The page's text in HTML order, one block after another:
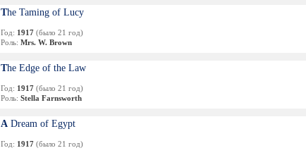
The Taming of Lucy
Год: 1917 (было 21 год)
Роль: Mrs. W. Brown
The Edge of the Law
Год: 1917 (было 21 год)
Роль: Stella Farnsworth
A Dream of Egypt
Год: 1917 (было 21 год)